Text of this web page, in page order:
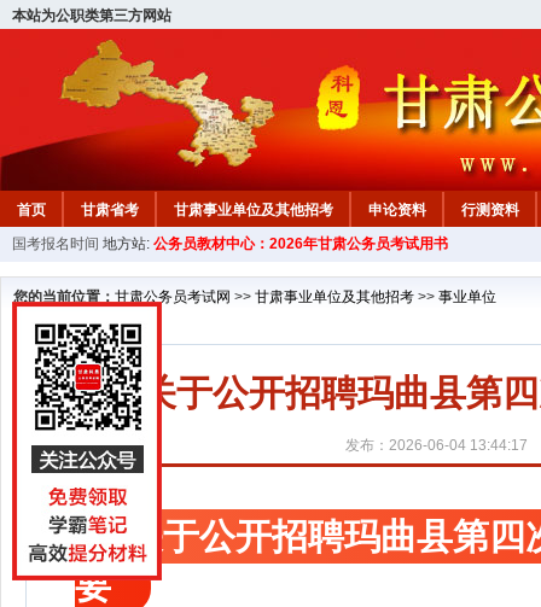
本站为公职类第三方网站
首页 甘肃省考 甘肃事业单位及其他招考 申论资料
行测资料
国考报名时间 地方站: 公务员教材中心：2026年甘肃公务员考试用书
您的当前位置： 甘肃公务员考试网 >> 甘肃事业单位及其他招考 >> 事业单位
关于公开招聘玛曲县第
发布：2026-06-04 13:44:17
关于公开招聘玛曲县第
要